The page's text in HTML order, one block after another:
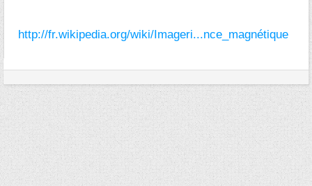
http://fr.wikipedia.org/wiki/Imageri...nce_magnétique